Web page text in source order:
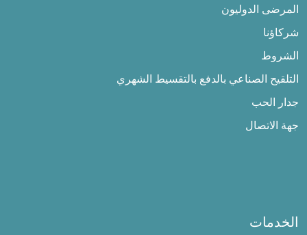
المرضى الدوليون
شركاؤنا
الشروط
التلقيح الصناعي بالدفع بالتقسيط الشهري
جدار الحب
جهة الاتصال
الخدمات